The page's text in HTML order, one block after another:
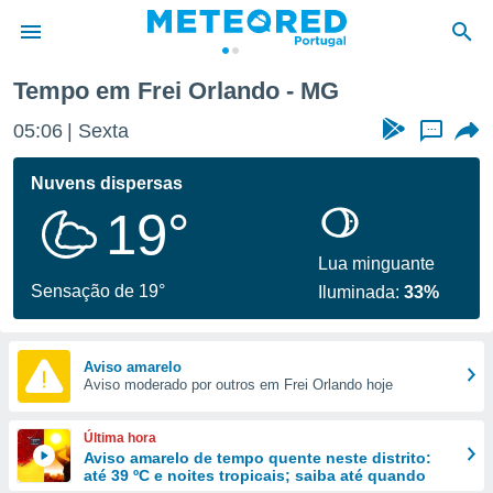
da
foi
fornecidas
a este
das
e
forma
digital
Tempo em Frei Orlando - MG
05:06 Sexta ...
Nuvens dispersas
19°
Sensação de 19°
Lua minguante
Iluminada:33%
Aviso amarelo
Aviso moderado por outros em Frei Orlando hoje
Última hora
Aviso amarelo de tempo quente neste distrito:
até 39 ºC e noites tropicais; saiba até quando